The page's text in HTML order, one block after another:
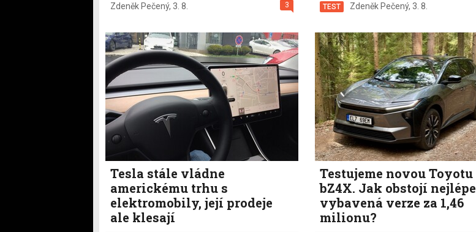
3
Zdeněk Pečený, 3. 8. TEST Zdeněk Pečený, 3. 8.
Tesla stále vládne
americkému trhu s
elektromobily, její prodeje
ale klesají
Testujeme novou Toyotu
bZ4X. Jak obstojí nejlépe
vybavená verze za 1,46
milionu?